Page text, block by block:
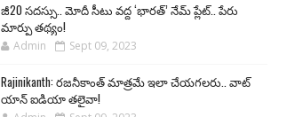
జీ20 సదస్సు.. మోదీ సీటు వద్ద ‘భారత్’ నేమ్ ప్లేట్‌.. పేరు
మార్పు తథ్యం!
Admin Sept 09, 2023
Rajinikanth: రజనీకాంత్ మాత్రమే ఇలా చేయగలరు.. వాట్
యాన్ ఐడియా తలైవా!